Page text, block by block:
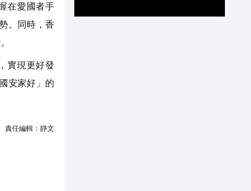
在愛國者手
。同時，香
實現更好發
安家好」的
責任編輯： 靜文